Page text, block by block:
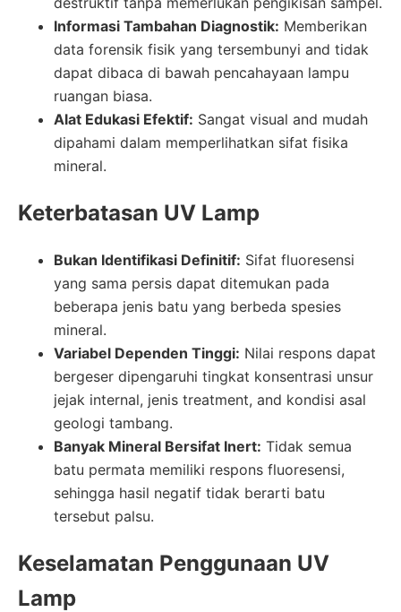
Informasi Tambahan Diagnostik: Memberikan
data forensik fisik yang tersembunyi and tidak
dapat dibaca di bawah pencahayaan lampu
ruangan biasa.
Alat Edukasi Efektif: Sangat visual and mudah
dipahami dalam memperlihatkan sifat fisika
mineral.
Keterbatasan UV Lamp
Bukan Identifikasi Definitif: Sifat fluoresensi
yang sama persis dapat ditemukan pada
beberapa jenis batu yang berbeda spesies
mineral.
Variabel Dependen Tinggi: Nilai respons dapat
bergeser dipengaruhi tingkat konsentrasi unsur
jejak internal, jenis treatment, and kondisi asal
geologi tambang.
Banyak Mineral Bersifat Inert: Tidak semua
batu permata memiliki respons fluoresensi,
sehingga hasil negatif tidak berarti batu
tersebut palsu.
Keselamatan Penggunaan UV
Lamp